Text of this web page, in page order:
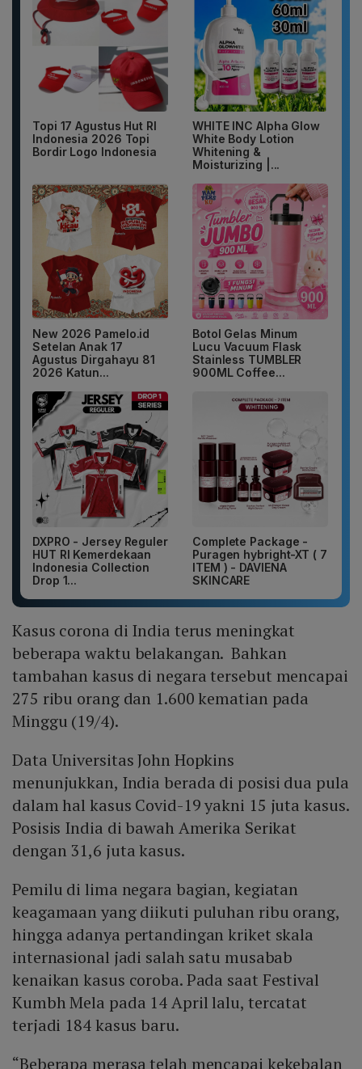
Topi 17 Agustus Hut RI
Indonesia 2026 Topi
Bordir Logo Indonesia
WHITE INC Alpha Glow
White Body Lotion
Whitening &
Moisturizing |...
New 2026 Pamelo.id
Setelan Anak 17
Agustus Dirgahayu 81
2026 Katun...
Botol Gelas Minum
Lucu Vacuum Flask
Stainless TUMBLER
900ML Coffee...
DXPRO - Jersey Reguler
HUT RI Kemerdekaan
Indonesia Collection
Drop 1...
Complete Package -
Puragen hybright-XT ( 7
ITEM ) - DAVIENA
SKINCARE
Kasus corona di India terus meningkat
beberapa waktu belakangan. Bahkan
tambahan kasus di negara tersebut mencapai
275 ribu orang dan 1.600 kematian pada
Minggu (19/4).
Data Universitas John Hopkins
menunjukkan, India berada di posisi dua pula
dalam hal kasus Covid-19 yakni 15 juta kasus.
Posisis India di bawah Amerika Serikat
dengan 31,6 juta kasus.
Pemilu di lima negara bagian, kegiatan
keagamaan yang diikuti puluhan ribu orang,
hingga adanya pertandingan kriket skala
internasional jadi salah satu musabab
kenaikan kasus coroba. Pada saat Festival
Kumbh Mela pada 14 April lalu, tercatat
terjadi 184 kasus baru.
“Beberapa merasa telah mencapai kekebalan